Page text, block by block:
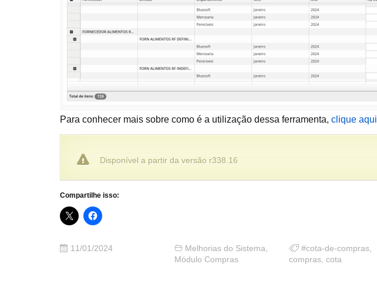
Para conhecer mais sobre como é a utilização dessa ferramenta, clique aqui
Disponível a partir da versão r338.16
Compartilhe isso:
11/01/2024 Melhorias do Sistema,
Módulo Compras
#cota-de-compras,
compras, cota